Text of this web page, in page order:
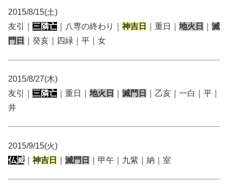
2015/8/15(土)
友引｜ 三隣亡 ｜八専の終わり｜ 神吉日 ｜重日｜ 地火日
滅
門日
｜癸亥｜四緑｜平｜女
2015/8/27(木)
友引｜ 三隣亡 ｜重日｜ 地火日 滅門日
｜乙亥｜一白｜平｜
井
2015/9/15(火)
仏滅
神吉日 滅門日 ｜甲午｜九紫｜納｜室